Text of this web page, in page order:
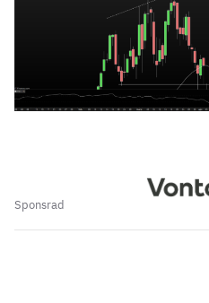
Sponsrad